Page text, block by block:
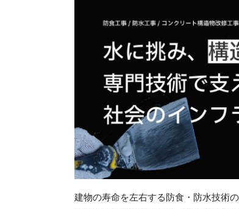
建物の寿命を左右する防食・防水技術